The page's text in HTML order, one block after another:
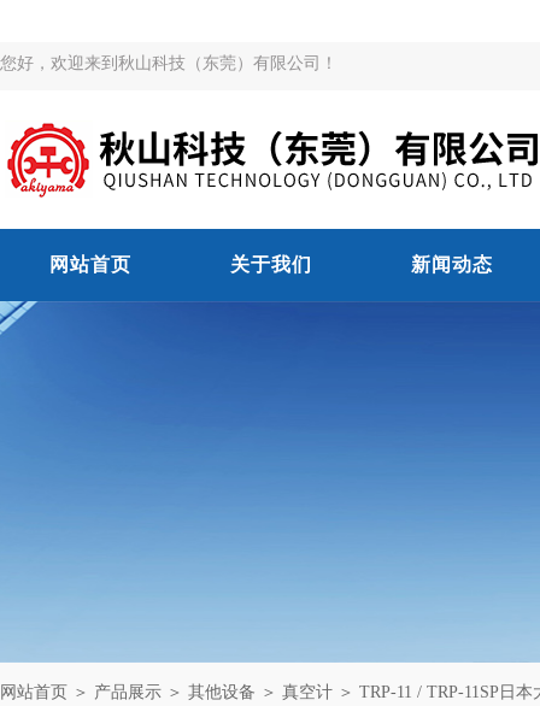
您好，欢迎来到秋山科技（东莞）有限公司！
网站首页 关于我们 新闻动态
网站首页 ＞ 产品展示 ＞ 其他设备 ＞ 真空计 ＞ TRP-11 / TRP-11SP日